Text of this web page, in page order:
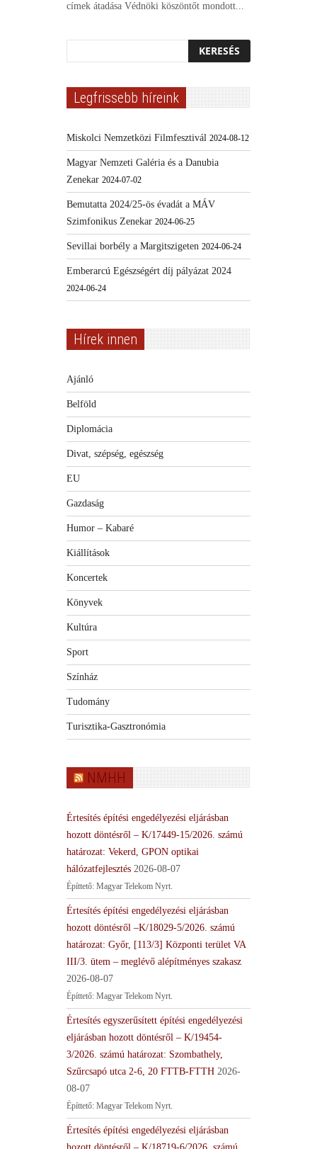
címek átadása Védnöki köszöntőt mondott...
Legfrissebb híreink
Miskolci Nemzetközi Filmfesztivál 2024-08-12
Magyar Nemzeti Galéria és a Danubia
Zenekar 2024-07-02
Bemutatta 2024/25-ös évadát a MÁV
Szimfonikus Zenekar 2024-06-25
Sevillai borbély a Margitszigeten 2024-06-24
Emberarcú Egészségért díj pályázat 2024
2024-06-24
Hírek innen
Ajánló
Belföld
Diplomácia
Divat, szépség, egészség
EU
Gazdaság
Humor – Kabaré
Kiállítások
Koncertek
Könyvek
Kultúra
Sport
Színház
Tudomány
Turisztika-Gasztronómia
NMHH
Értesítés építési engedélyezési eljárásban
hozott döntésről – K/17449-15/2026. számú
határozat: Vekerd, GPON optikai
hálózatfejlesztés 2026-08-07
Építtető: Magyar Telekom Nyrt.
Értesítés építési engedélyezési eljárásban
hozott döntésről –K/18029-5/2026. számú
határozat: Győr, [113/3] Központi terület VA
III/3. ütem – meglévő alépítményes szakasz
2026-08-07
Építtető: Magyar Telekom Nyrt.
Értesítés egyszerűsített építési engedélyezési
eljárásban hozott döntésről – K/19454-
3/2026. számú határozat: Szombathely,
Szűrcsapó utca 2-6, 20 FTTB-FTTH 2026-
08-07
Építtető: Magyar Telekom Nyrt.
Értesítés építési engedélyezési eljárásban